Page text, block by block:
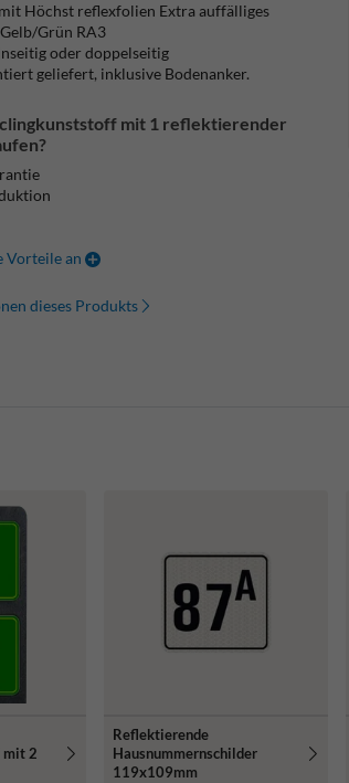
Höchst reflexfolien Extra auffälliges
Grün RA3
oder doppelseitig
geliefert, inklusive Bodenanker.
mit 1 reflektierender
Vorteile an
dieses Produkts
mit 2
Reflektierende
Hausnummernschilder
119x109mm